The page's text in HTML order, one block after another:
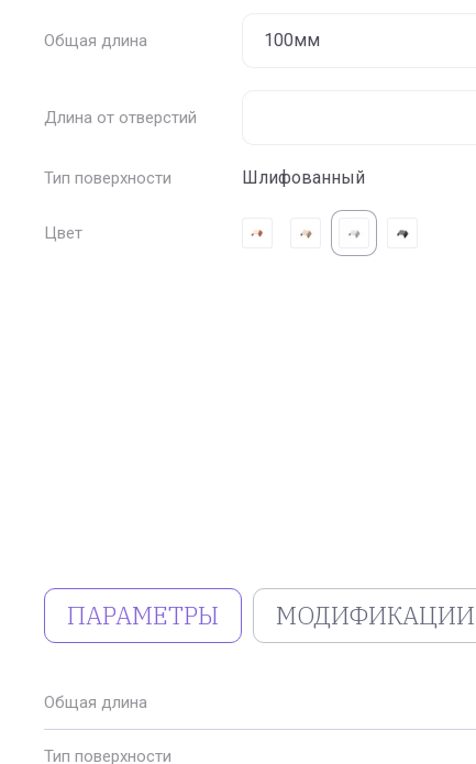
Общая длина
Длина от отверстий
Тип поверхности Шлифованный
Цвет
ПАРАМЕТРЫ МОДИФИКАЦИИ
Общая длина
Тип поверхности